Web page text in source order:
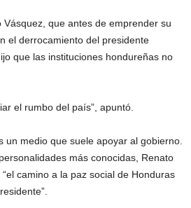
que antes de emprender su
el derrocamiento del presidente
que las instituciones hondureñas no
el rumbo del país”, apuntó.
un medio que suele apoyar al gobierno.
más conocidas, Renato
camino a la paz social de Honduras